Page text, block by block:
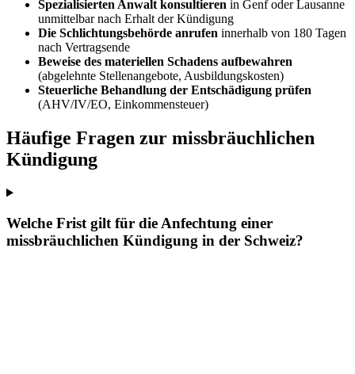
Spezialisierten Anwalt konsultieren in Genf oder Lausanne
unmittelbar nach Erhalt der Kündigung
Die Schlichtungsbehörde anrufen innerhalb von 180 Tagen
nach Vertragsende
Beweise des materiellen Schadens aufbewahren
(abgelehnte Stellenangebote, Ausbildungskosten)
Steuerliche Behandlung der Entschädigung prüfen
(AHV/IV/EO, Einkommensteuer)
Häufige Fragen zur missbräuchlichen
Kündigung
Welche Frist gilt für die Anfechtung einer
missbräuchlichen Kündigung in der Schweiz?